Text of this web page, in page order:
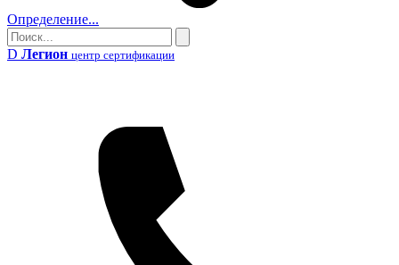
Определение...
Поиск
Поиск
D Легион центр сертификации